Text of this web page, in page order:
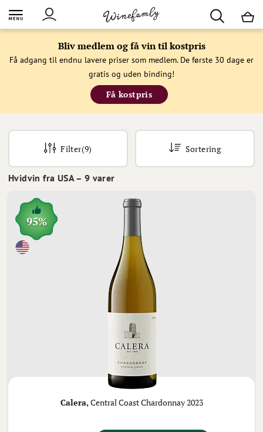
Bliv medlem og få vin til kostpris
Få adgang til endnu lavere priser som medlem. De første 30 dage er
gratis og uden binding!
Få kostpris
Hvidvin fra USA–9 varer
Filter(9) Sortering
95%
Calera, Central Coast Chardonnay 2023